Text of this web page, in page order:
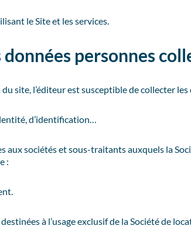
le Site et les services.
personnes
site, l’éditeur est susceptible de collecter
d’identification…
aux sociétés et sous-traitants auxquels la
:
à l’usage exclusif de la Société de